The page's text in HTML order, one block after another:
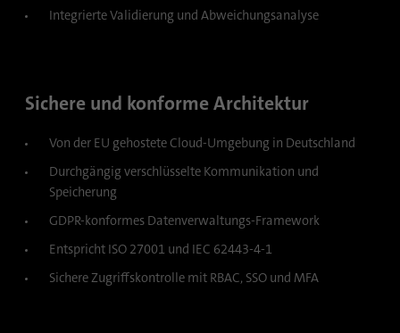
Integrierte Validierung und Abweichungsanalyse
Sichere und konforme Architektur
Von der EU gehostete Cloud-Umgebung in Deutschland
Durchgängig verschlüsselte Kommunikation und
Speicherung
GDPR-konformes Datenverwaltungs-Framework
Entspricht ISO 27001 und IEC 62443-4-1
Sichere Zugriffskontrolle mit RBAC, SSO und MFA
Laufzeit 1 Minute
Anbieter .linkedin.com
Dieses Cookie ist eine Browserkennung.
Damit werden Geräte, die auf LinkedIn